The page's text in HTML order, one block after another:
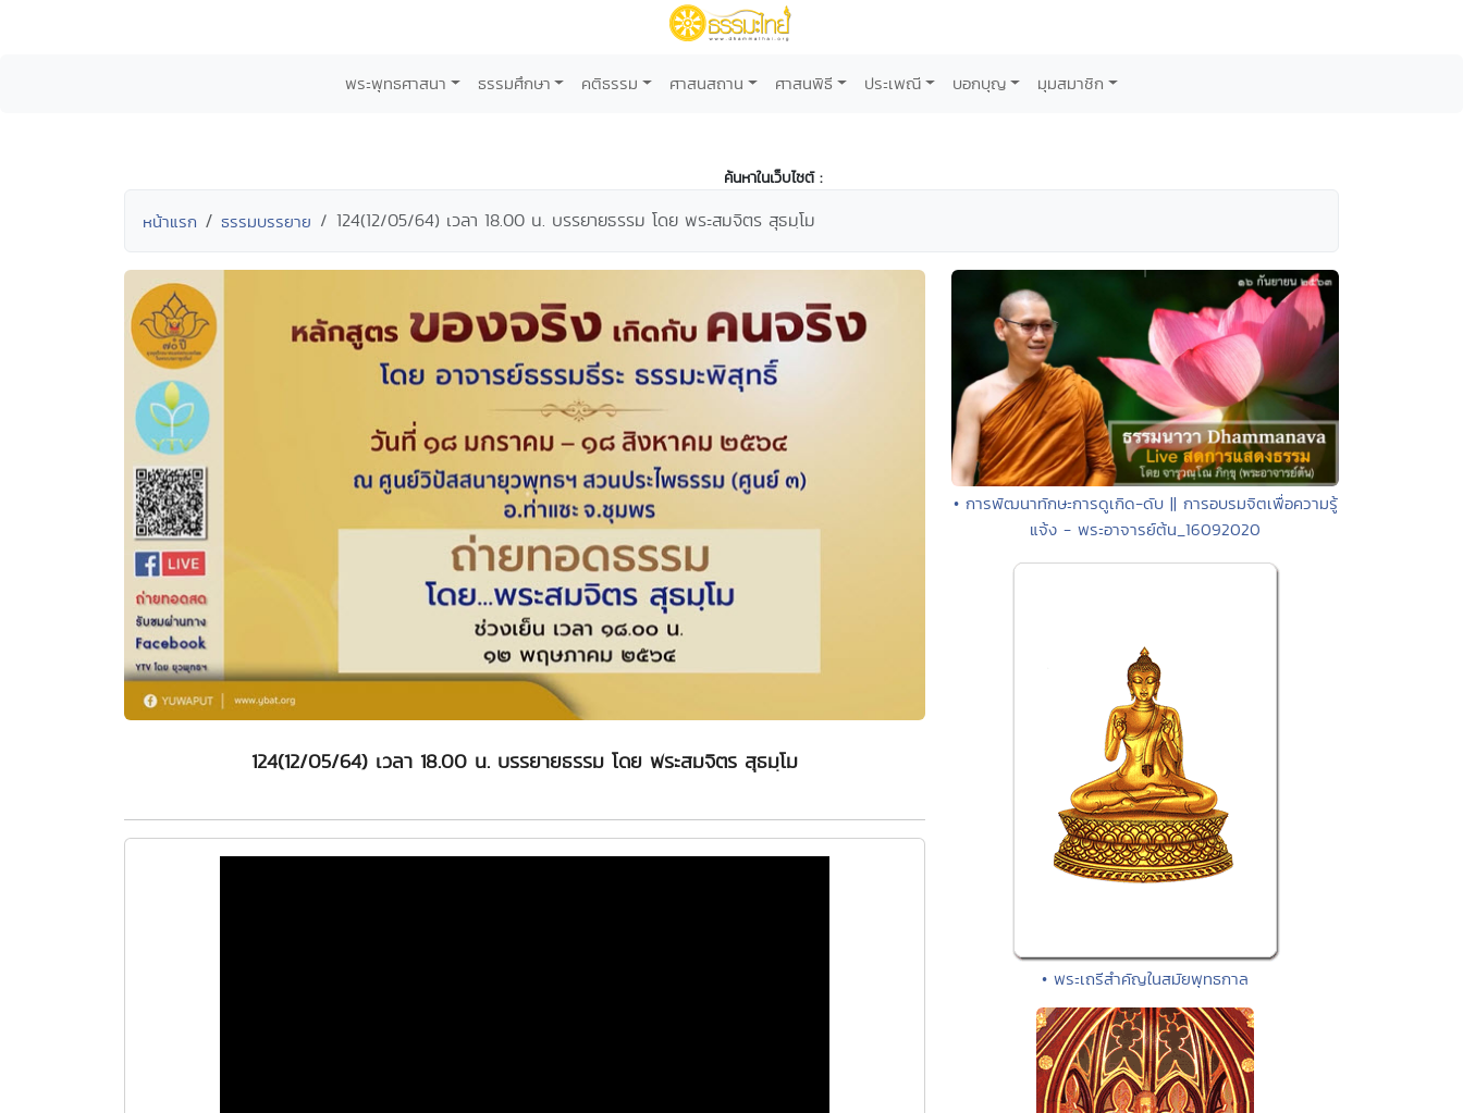
พระพุทธศาสนา ธรรมศึกษา คติธรรม ศาสนสถาน ศาสนพิธี ประเพณี บอกบุญ มุมสมาชิก
ค้นหาในเว็บไซต์ :
หน้าแรก ธรรมบรรยาย 124(12/05/64) เวลา 18.00 น. บรรยายธรรม โดย พระสมจิตร สุธมฺโม
124(12/05/64) เวลา 18.00 น. บรรยายธรรม โดย พระสมจิตร สุธมฺโม
• การพัฒนาทักษะการดูเกิด-ดับ || การอบรมจิตเพื่อความรู้
แจ้ง - พระอาจารย์ต้น_16092020
• พระเถรีสำคัญในสมัยพุทธกาล